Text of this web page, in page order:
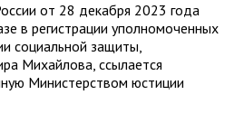
от 28 декабря 2023 года
в регистрации уполномоченных
социальной защиты,
Михайлова, ссылается
Министерством юстиции